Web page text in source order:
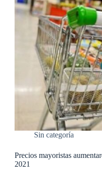
Sin categoría
Precios mayoristas
2021